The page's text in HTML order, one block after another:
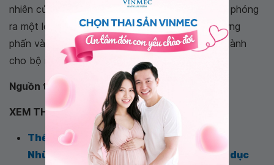
nhiên của cơ thể. Việc kích thích tình dục sẽ giải phóng
ra một loại hóa chất ở não, làm tăng cảm xúc hưng
phấn và cũng được xem như một phần thưởng dành
cho bộ não của bạn.
Nguồn tham khảo: webmd.com
XEM THÊM
Thế nào là tình dục an toàn?
Những bệnh có thể gặp khi quan hệ tình dục